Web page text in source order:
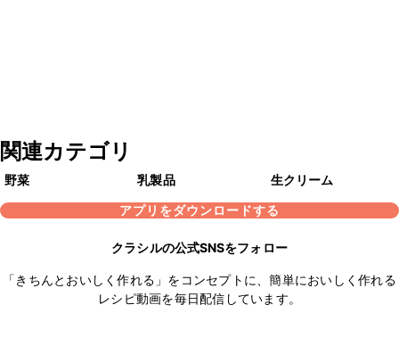
関連カテゴリ
野菜 乳製品
生クリーム
アプリをダウンロードする
クラシルの公式SNSをフォロー
「きちんとおいしく作れる」をコンセプトに、簡単においしく作れる
レシピ動画を毎日配信しています。